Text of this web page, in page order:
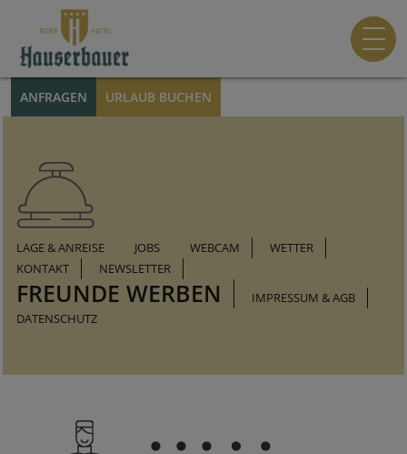
ANFRAGEN URLAUB BUCHEN
LAGE & ANREISE JOBS WEBCAM
WETTER
KONTAKT
NEWSLETTER
FREUNDE WERBEN
IMPRESSUM & AGB
DATENSCHUTZ